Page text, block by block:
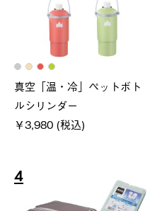
真空「温・冷」ペットボト
ルシリンダー
￥3,980 (税込)
4